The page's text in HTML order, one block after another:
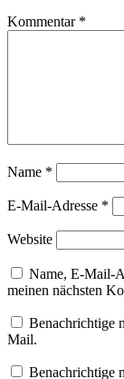
Kommentar *
Name *
E-Mail-Adresse *
Website
Name, E-Mail-
meinen nächsten
Benachrichtige
Mail.
Benachrichtige